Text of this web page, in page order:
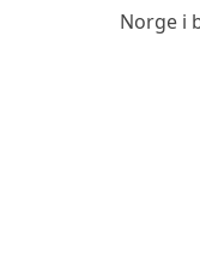
Norge i